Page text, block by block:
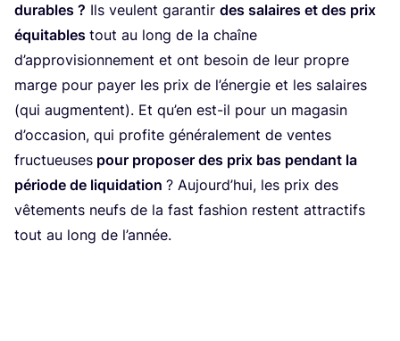
durables ? Ils veulent garan­tir des salaires et des prix
équi­tables tout au long de la chaîne
d’ap­pro­vi­sion­ne­ment et ont besoin de leur propre
marge pour payer les prix de l’éner­gie et les salaires
(qui aug­mentent). Et qu’en est-il pour un maga­sin
d’oc­ca­sion, qui pro­fite géné­ra­le­ment de ventes
fruc­tueuses pour pro­po­ser des prix bas pen­dant la
période de liqui­da­tion ? Aujourd’­hui, les prix des
vête­ments neufs de la fast fashion res­tent attrac­tifs
tout au long de l’année.